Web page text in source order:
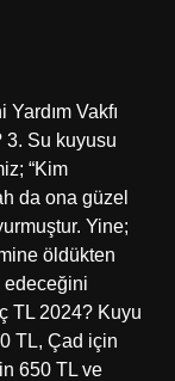
Vakfı
3. Su kuyusu
“Kim
da ona güzel
Yine;
öldükten
edeceğini
TL 2024? Kuyu
TL, Çad için
650 TL ve